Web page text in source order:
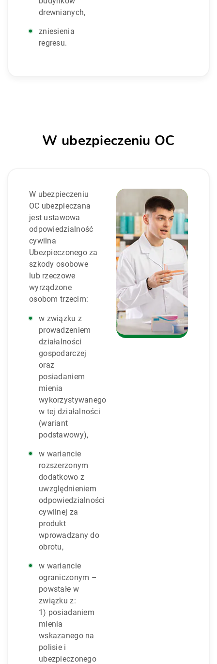
drewnianych,
zniesienia
regresu.
W ubezpieczeniu OC
W ubezpieczeniu
OC ubezpieczana
jest ustawowa
odpowiedzialność
cywilna
Ubezpieczonego za
szkody osobowe
lub rzeczowe
wyrządzone
osobom trzecim:
w związku z
prowadzeniem
działalności
gospodarczej
oraz
posiadaniem
mienia
wykorzystywanego
w tej działalności
(wariant
podstawowy),
w wariancie
rozszerzonym
dodatkowo z
uwzględnieniem
odpowiedzialności
cywilnej za
produkt
wprowadzany do
obrotu,
w wariancie
ograniczonym –
powstałe w
związku z:
1) posiadaniem
mienia
wskazanego na
polisie i
ubezpieczonego